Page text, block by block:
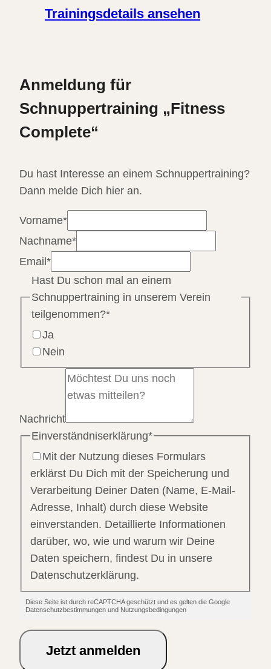
Trainingsdetails ansehen
Anmeldung für
Schnuppertraining „Fitness
Complete“
Du hast Interesse an einem Schnuppertraining?
Dann melde Dich hier an.
Vorname*
Nachname*
Email*
Hast Du schon mal an einem
Schnuppertraining in unserem Verein
teilgenommen?*
Ja
Nein
Nachricht
Einverständniserklärung*
Mit der Nutzung dieses Formulars
erklärst Du Dich mit der Speicherung und
Verarbeitung Deiner Daten (Name, E-Mail-
Adresse, Inhalt) durch diese Website
einverstanden. Detaillierte Informationen
darüber, wo, wie und warum wir Deine
Daten speichern, findest Du in unsere
Datenschutzerklärung.
Diese Seite ist durch reCAPTCHA geschützt und es gelten die Google
Datenschutzbestimmungen und Nutzungsbedingungen
Jetzt anmelden